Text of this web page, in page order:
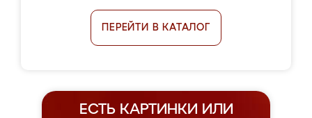
ПЕРЕЙТИ В КАТАЛОГ
ЕСТЬ КАРТИНКИ ИЛИ